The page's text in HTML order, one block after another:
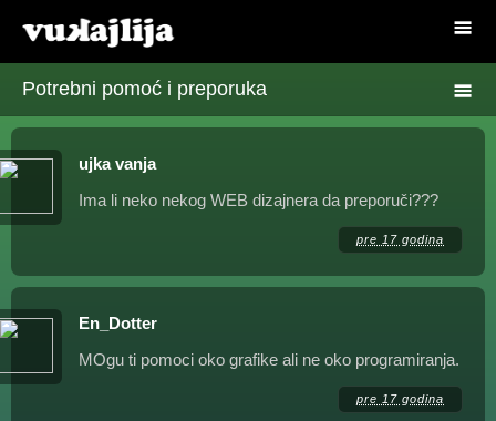
Potrebni pomoć i preporuka
ujka vanja
Ima li neko nekog WEB dizajnera da preporuči???
pre 17 godina
En_Dotter
MOgu ti pomoci oko grafike ali ne oko programiranja.
pre 17 godina